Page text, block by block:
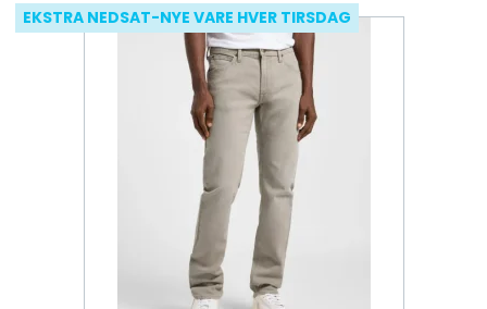
EKSTRA NEDSAT-NYE VARE HVER TIRSDAG